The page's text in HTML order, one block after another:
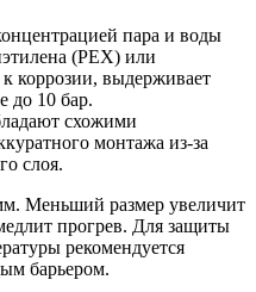
пара и воды
(PEX) или
коррозии, выдерживает
до 10 бар.
схожими
монтажа из-за
слоя.
Меньший размер увеличит
прогрев. Для защиты
рекомендуется
барьером.